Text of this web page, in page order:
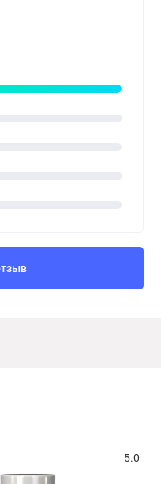
5.0